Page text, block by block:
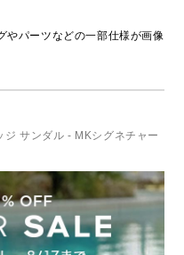
パーツなどの一部仕様が画像
ジ サンダル - MKシグネチャー